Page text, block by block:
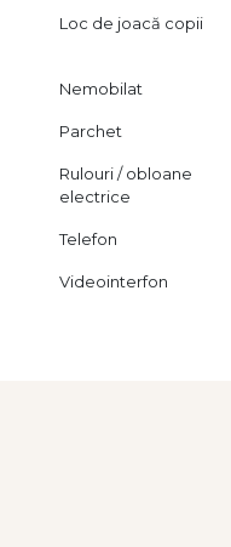
Loc de joacă copii
Nemobilat
Parchet
Rulouri / obloane
electrice
Telefon
Videointerfon